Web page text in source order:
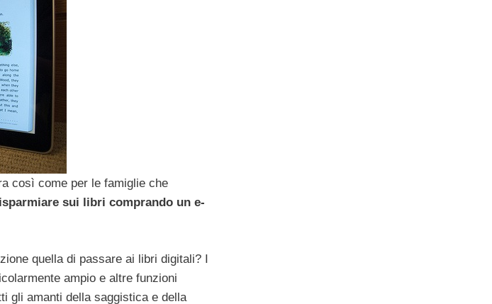
così come per le famiglie che
sui libri comprando un e-
quella di passare ai libri digitali? I
ampio e altre funzioni
gli amanti della saggistica e della